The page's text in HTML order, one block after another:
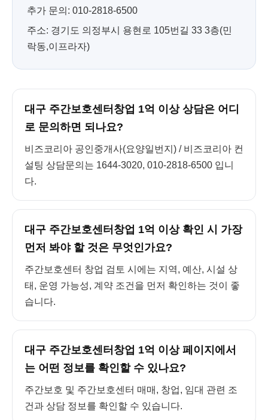
추가 문의: 010-2818-6500
주소: 경기도 의정부시 용현로 105번길 33 3층(민
락동,이프라자)
대구 주간보호센터창업 1억 이상 상담은 어디
로 문의하면 되나요?
비즈코리아 공인중개사(요양일번지) / 비즈코리아 컨
설팅 상담문의는 1644-3020, 010-2818-6500 입니
다.
대구 주간보호센터창업 1억 이상 확인 시 가장
먼저 봐야 할 것은 무엇인가요?
주간보호센터 창업 검토 시에는 지역, 예산, 시설 상
태, 운영 가능성, 계약 조건을 먼저 확인하는 것이 좋
습니다.
대구 주간보호센터창업 1억 이상 페이지에서
는 어떤 정보를 확인할 수 있나요?
주간보호 및 주간보호센터 매매, 창업, 임대 관련 조
건과 상담 정보를 확인할 수 있습니다.